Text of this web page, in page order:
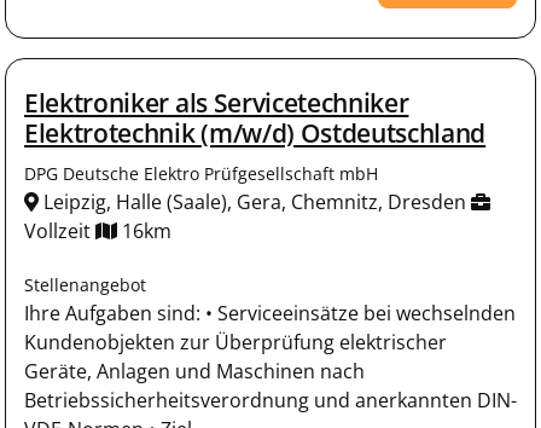
Elektroniker als Servicetechniker
Elektrotechnik (m/w/d) Ostdeutschland
DPG Deutsche Elektro Prüfgesellschaft mbH
Leipzig, Halle (Saale), Gera, Chemnitz, Dresden
Vollzeit
16km
Stellenangebot
Ihre Aufgaben sind: • Serviceeinsätze bei wechselnden
Kundenobjekten zur Überprüfung elektrischer
Geräte, Anlagen und Maschinen nach
Betriebssicherheitsverordnung und anerkannten DIN-